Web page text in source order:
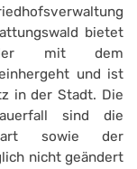
bietet
der mit dem
und ist
in der Stadt. Die
sind die
sowie der
nicht geändert